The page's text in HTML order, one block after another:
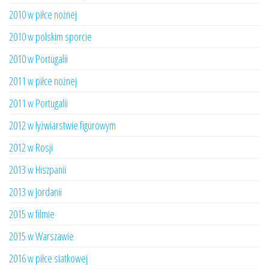
2010 w piłce nożnej
2010 w polskim sporcie
2010 w Portugalii
2011 w piłce nożnej
2011 w Portugalii
2012 w łyżwiarstwie figurowym
2012 w Rosji
2013 w Hiszpanii
2013 w Jordanii
2015 w filmie
2015 w Warszawie
2016 w piłce siatkowej